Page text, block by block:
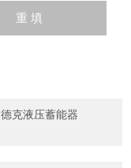
克液压蓄能器